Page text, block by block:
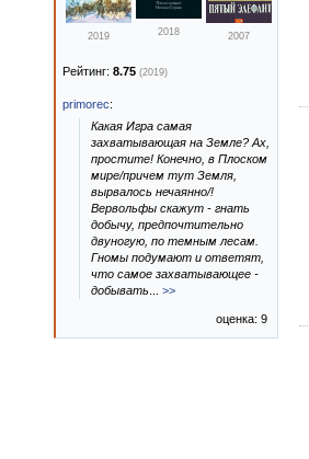
2019 2018 2007
Рейтинг: 8.75 (2019)
primorec:
Какая Игра самая
захватывающая на Земле? Ах,
простите! Конечно, в Плоском
мире/причем тут Земля,
вырвалось нечаянно/!
Вервольфы скажут - гнать
добычу, предпочтительно
двуногую, по темным лесам.
Гномы подумают и ответят,
что самое захватывающее -
добывать
>>
оценка: 9